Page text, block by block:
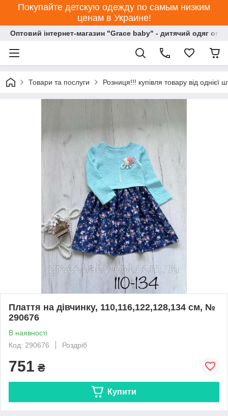
Покупайте детскую одежду по самым низким
ценам в Украине!
Оптовий інтернет-магазин "Grace baby" - дитячий одяг
Товари та послуги Розниця!!! купівля товару від однієї
Плаття на дівчинку, 110,116,122,128,134 см, №
290676
В наявності
Код: 290676
Роздріб
751 ₴
Купити